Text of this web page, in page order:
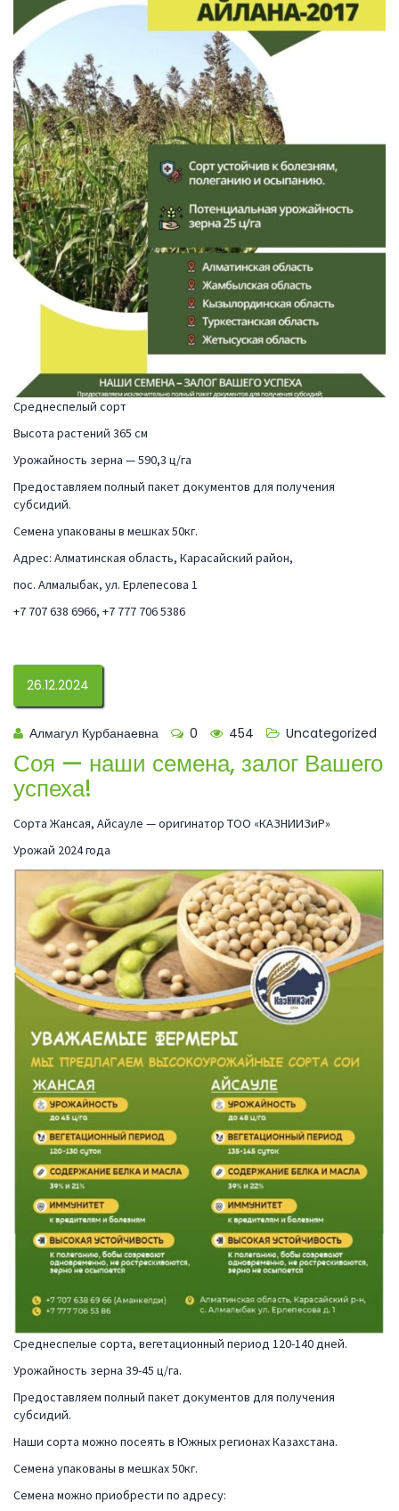
Среднеспелый сорт
Высота растений 365 см
Урожайность зерна — 590,3 ц/га
Предоставляем полный пакет документов для получения
субсидий.
Семена упакованы в мешках 50кг.
Адрес: Алматинская область, Карасайский район,
пос. Алмалыбак, ул. Ерлепесова 1
+7 707 638 6966, +7 777 706 5386
26.12.2024
Алмагул Курбанаевна 0 454 Uncategorized
Соя — наши семена, залог Вашего
успеха!
Сорта Жансая, Айсауле — оригинатор ТОО «КАЗНИИЗиР»
Урожай 2024 года
Среднеспелые сорта, вегетационный период 120-140 дней.
Урожайность зерна 39-45 ц/га.
Предоставляем полный пакет документов для получения
субсидий.
Наши сорта можно посеять в Южных регионах Казахстана.
Семена упакованы в мешках 50кг.
Семена можно приобрести по адресу: